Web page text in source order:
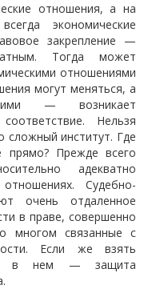
отношения, а на
экономические
закрепление —
Тогда может
отношениями
могут меняться, а
— возникает
Нельзя
институт. Где
прямо? Прежде всего
адекватно
Судебно-
очень отдаленное
в праве, совершенно
многом связанные с
Если же взять
в нем — защита